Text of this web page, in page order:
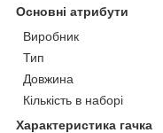
Основні атрибути
Виробник
Тип
Довжина
Кількість в наборі
Характеристика гачка